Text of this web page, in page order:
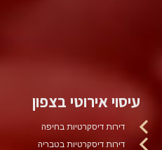
עיסוי אירוטי בצפון
דירות דיסקרטיות בחיפה
דירות דיסקרטיות בטבריה